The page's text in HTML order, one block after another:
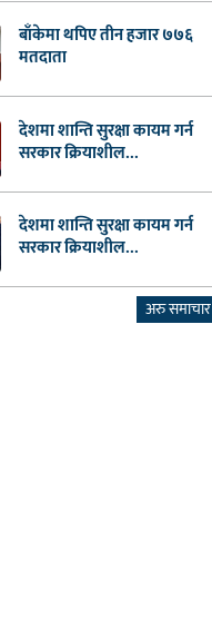
बाँकेमा थपिए तीन हजार ७७६
मतदाता
देशमा शान्ति सुरक्षा कायम गर्न
सरकार क्रियाशील...
देशमा शान्ति सुरक्षा कायम गर्न
सरकार क्रियाशील...
अरु समाचार